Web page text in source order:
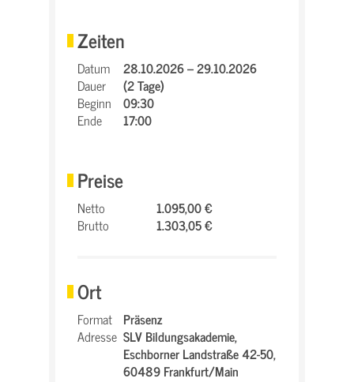
Zeiten
Datum
28.10.2026 – 29.10.2026
Dauer
(2 Tage)
Beginn
09:30
Ende
17:00
Preise
Netto
1.095,00 €
Brutto
1.303,05 €
Ort
Format Präsenz
Adresse SLV Bildungsakademie,
Eschborner Landstraße 42-50,
60489 Frankfurt/Main